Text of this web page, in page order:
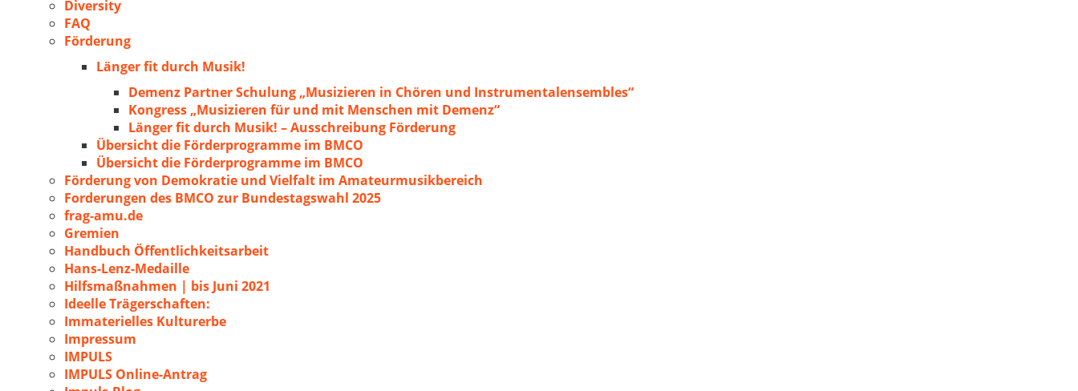
Diversity
FAQ
Förderung
Länger fit durch Musik!
Demenz Partner Schulung „Musizieren in Chören und Instrumentalensembles“
Kongress „Musizieren für und mit Menschen mit Demenz“
Länger fit durch Musik! – Ausschreibung Förderung
Übersicht die Förderprogramme im BMCO
Übersicht die Förderprogramme im BMCO
Förderung von Demokratie und Vielfalt im Amateurmusikbereich
Forderungen des BMCO zur Bundestagswahl 2025
frag-amu.de
Gremien
Handbuch Öffentlichkeitsarbeit
Hans-Lenz-Medaille
Hilfsmaßnahmen | bis Juni 2021
Ideelle Trägerschaften:
Immaterielles Kulturerbe
Impressum
IMPULS
IMPULS Online-Antrag